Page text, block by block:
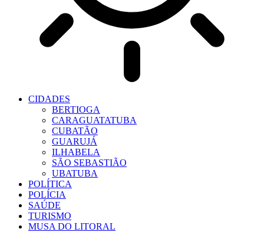
CIDADES
BERTIOGA
CARAGUATATUBA
CUBATÃO
GUARUJÁ
ILHABELA
SÃO SEBASTIÃO
UBATUBA
POLÍTICA
POLÍCIA
SAÚDE
TURISMO
MUSA DO LITORAL